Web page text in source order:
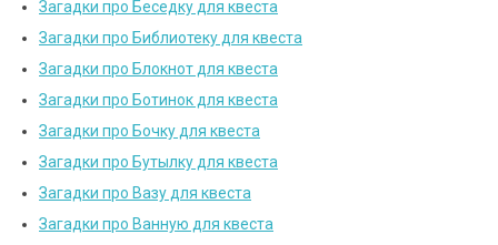
Загадки про Беседку для квеста
Загадки про Библиотеку для квеста
Загадки про Блокнот для квеста
Загадки про Ботинок для квеста
Загадки про Бочку для квеста
Загадки про Бутылку для квеста
Загадки про Вазу для квеста
Загадки про Ванную для квеста